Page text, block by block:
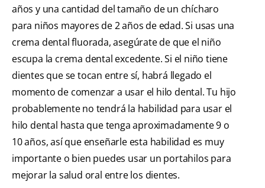
años y una cantidad del tamaño de un chícharo
para niños mayores de 2 años de edad. Si usas una
crema dental fluorada, asegúrate de que el niño
escupa la crema dental excedente. Si el niño tiene
dientes que se tocan entre sí, habrá llegado el
momento de comenzar a usar el hilo dental. Tu hijo
probablemente no tendrá la habilidad para usar el
hilo dental hasta que tenga aproximadamente 9 o
10 años, así que enseñarle esta habilidad es muy
importante o bien puedes usar un portahilos para
mejorar la salud oral entre los dientes.